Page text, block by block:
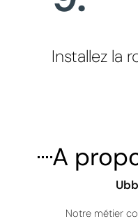
Installez la
A
Notre métier